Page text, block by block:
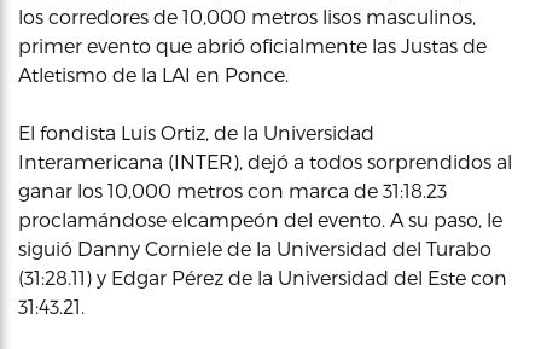
los corredores de 10,000 metros lisos masculinos,
primer evento que abrió oficialmente las Justas de
Atletismo de la LAI en Ponce.
El fondista Luis Ortiz, de la Universidad
Interamericana (INTER), dejó a todos sorprendidos al
ganar los 10,000 metros con marca de 31:18.23
proclamándose elcampeón del evento. A su paso, le
siguió Danny Corniele de la Universidad del Turabo
(31:28.11) y Edgar Pérez de la Universidad del Este con
31:43.21.